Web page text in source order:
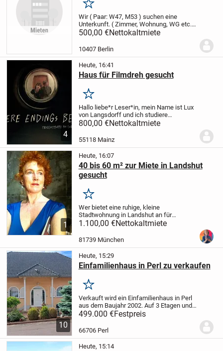
Merken
Wir ( Paar: W47, M53 ) suchen eine
Unterkunft. ( Zimmer, Wohnung, WG etc.
)Wir freuen uns über jede respektvolle
unsittlichen Angeboten, Abstand zu
500,00 €Nettokaltmiete
10407 Berlin
4
Heute, 16:41
Haus für Filmdreh gesucht
Merken
Hallo liebe*r Leser*in, mein Name ist Lux
von Langsdorff und ich studiere
Zeitbasierte Medien in Mainz. Aktuell
im April 2027 gedreht wird. Dafür bin ich...
800,00 €Nettokaltmiete
55118 Mainz
1
Heute, 16:07
40 bis 60 m² zur Miete in Landshut
gesucht
Merken
Wer bietet eine ruhige, kleine
Stadtwohnung in Landshut an für
junggebliebene Seniorin, die sich
Ich bin zwar in Rente, aber nebenbei als
1.100,00 €Nettokaltmiete
81739 München
10
Heute, 15:29
Einfamilienhaus in Perl zu verkaufen
Merken
Verkauft wird ein Einfamilienhaus in Perl
aus dem Baujahr 2002. Auf 3 Etagen und
178m2 sind 2 Bäder und ein GästeWC,
Küche und 7 Zimmer . Zusätzlich noch 1
begehbarer Kleiderschrank, 2
499.000 €Festpreis
66706 Perl
Heute, 15:14